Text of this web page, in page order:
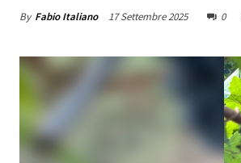
By Fabio Italiano 17 Settembre 2025 0